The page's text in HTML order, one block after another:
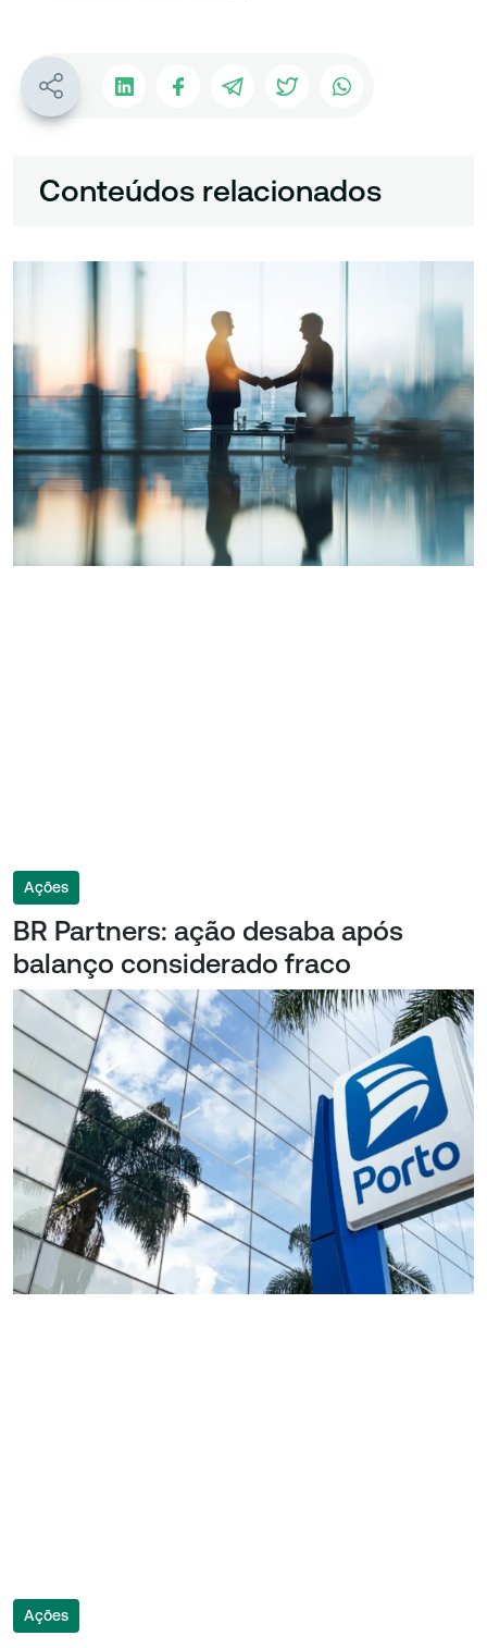
Conteúdos relacionados
Ações
BR Partners: ação desaba após
balanço considerado fraco
Ações